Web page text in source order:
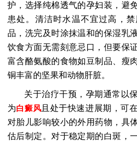
护，选择纯棉透气的孕妇装，避
患处。清洁时水温不宜过高，
品，洗完及时涂抹温和的保湿乳
饮食方面无需刻意忌口，但要保
富含酪氨酸的食物如豆制品、瘦
铜丰富的坚果和动物肝脏。
关于治疗干预，孕期通常以
为白癜风 且处于快速进展期，可
对胎儿影响较小的外用药物，具
估后制定。对于稳定期的白斑，